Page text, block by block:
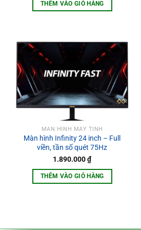
THÊM VÀO GIỎ HÀNG
MÀN HÌNH MÁY TÍNH
Màn hình Infinity 24 inch – Full
viền, tần số quét 75Hz
1.890.000₫
THÊM VÀO GIỎ HÀNG